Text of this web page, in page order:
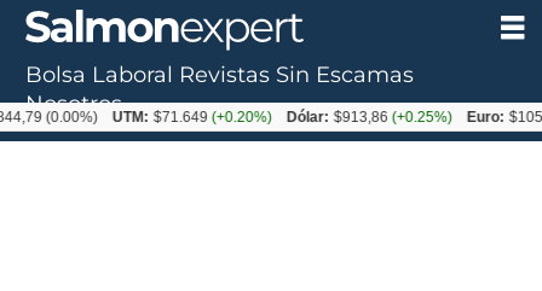
Bolsa Laboral Revistas Sin Escamas
Nosotros
UTM: $71.649(+0.20%) Dólar: $913,86(+0.25%) Euro: $1053,08(-